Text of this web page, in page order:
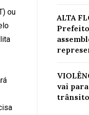
ou
ALTA
vai
trânsito